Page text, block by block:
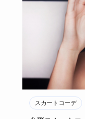
スカートコーデ